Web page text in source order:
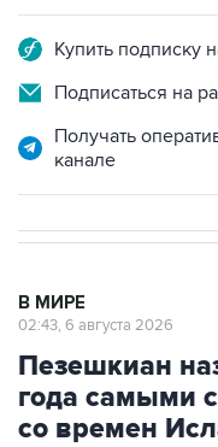
Купить подписку
Подписаться на
Получать
канале
В МИРЕ
02:43, 6 августа 2026
Пезешкиан
года самыми
со времен